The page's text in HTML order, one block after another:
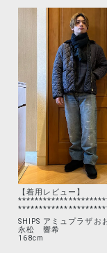
【着用レビュー】
* ▼instagramにておおいた店の情
報を発信してます！▼ <a
href="https://
m/hibiki_ships_oita/
SHIPS アミュプラザお
永松 響希
168cm